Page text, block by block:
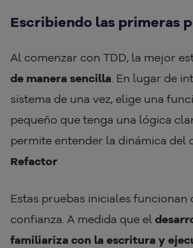
Escribiendo las primeras
Al comenzar con TDD, la mejor
de manera sencilla. En lugar de
sistema de una vez, elige una
pequeño que tenga una lógica
permite entender la dinámica del
Refactor
Estas pruebas iniciales funcionan
confianza. A medida que el
familiariza con la escritura y